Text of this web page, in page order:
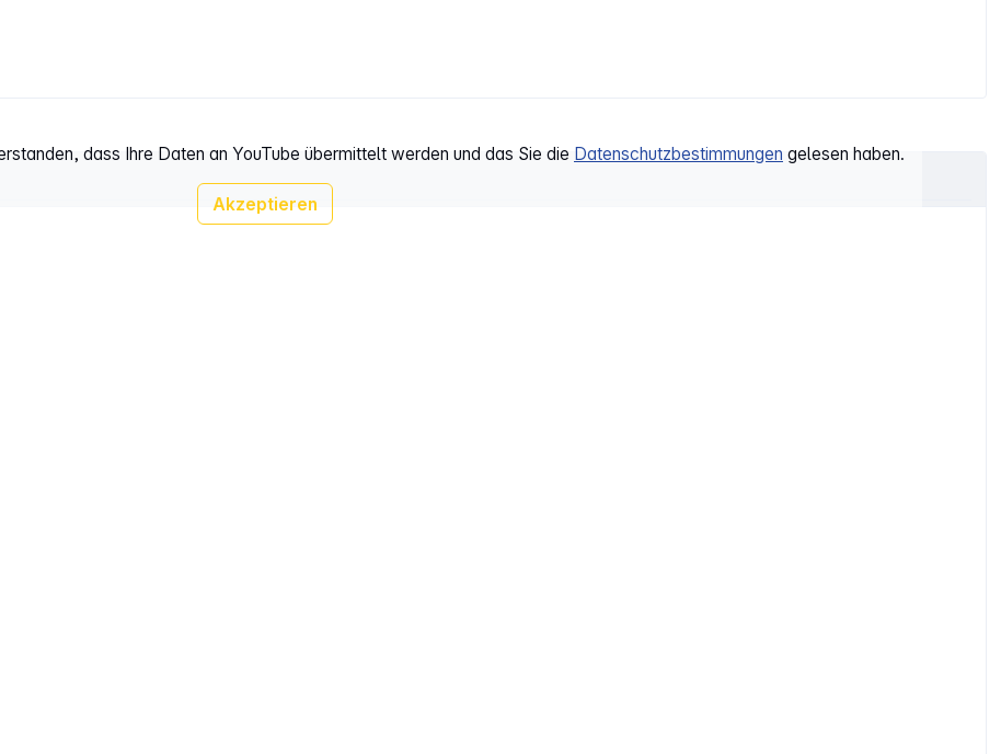
dass Ihre Daten an YouTube übermittelt werden und das Sie die Datenschutzbestimmungen gelesen haben.
Akzeptieren